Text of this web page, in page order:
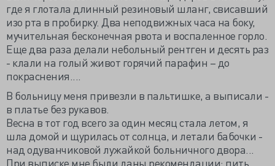
где я глотала длинный резиновый шланг, свисавший
изо рта в пробирку. Два неподвижных часа на боку,
мучительная бесконечная рвота и воспаленное горло.
Еще два раза делали небольный рентген и десять раз
- клали на голый живот горячий парафин – до
покраснения....
В больницу меня привезли в пальтишке, а выписали -
в платье без рукавов.
Весна в тот год всего за один месяц стала летом, я
шла домой и щурилась от солнца, и летали бабочки -
над одуванчиковой лужайкой больничного двора...
При выписке мне были даны рекомендации: пить